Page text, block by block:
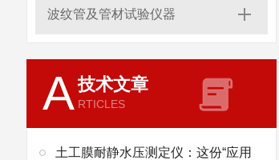
波纹管及管材试验仪器
A技术文章
RTICLES
土工膜耐静水压测定仪：这份“应用